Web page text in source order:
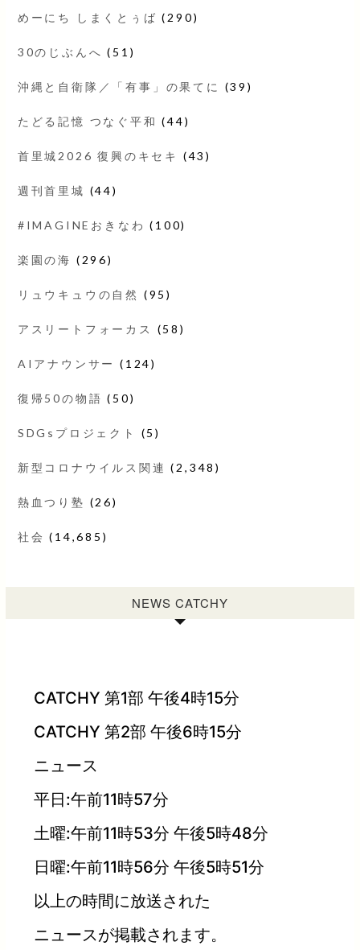
めーにち しまくとぅば (290)
30のじぶんへ (51)
沖縄と自衛隊／「有事」の果てに (39)
たどる記憶 つなぐ平和 (44)
首里城2026 復興のキセキ (43)
週刊首里城 (44)
#IMAGINEおきなわ (100)
楽園の海 (296)
リュウキュウの自然 (95)
アスリートフォーカス (58)
AIアナウンサー (124)
復帰50の物語 (50)
SDGsプロジェクト (5)
新型コロナウイルス関連 (2,348)
熱血つり塾 (26)
社会 (14,685)
NEWS CATCHY
CATCHY 第1部 午後4時15分
CATCHY 第2部 午後6時15分
ニュース
平日:午前11時57分
土曜:午前11時53分 午後5時48分
日曜:午前11時56分 午後5時51分
以上の時間に放送された
ニュースが掲載されます。